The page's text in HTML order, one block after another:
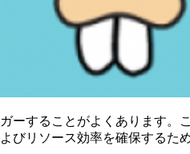
ーすることがよくあります。
びリソース効率を確保するた